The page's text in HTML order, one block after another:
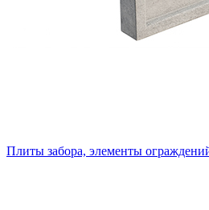
Плиты забора, элементы